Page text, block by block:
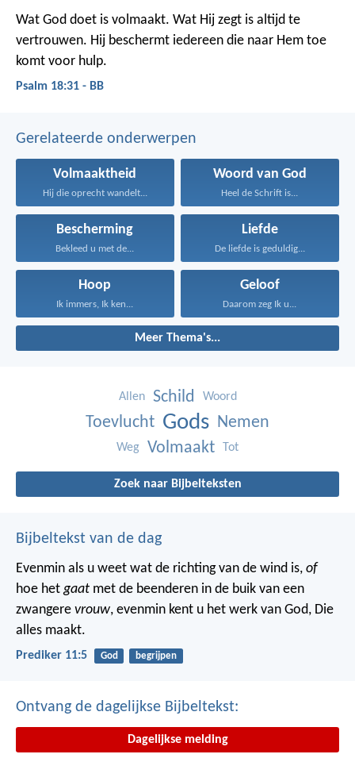
Wat God doet is volmaakt. Wat Hij zegt is altijd te
vertrouwen. Hij beschermt iedereen die naar Hem toe
komt voor hulp.
Psalm 18:31 - BB
Gerelateerde onderwerpen
Volmaaktheid
Hij die oprecht wandelt...
Woord van God
Heel de Schrift is...
Bescherming
Bekleed u met de...
Liefde
De liefde is geduldig...
Hoop
Ik immers, Ik ken...
Geloof
Daarom zeg Ik u...
Meer Thema's...
Allen Schild Woord
Toevlucht Gods Nemen
Weg Volmaakt Tot
Zoek naar Bijbelteksten
Bijbeltekst van de dag
Evenmin als u weet wat de richting van de wind is, of
hoe hetgaat met de beenderen in de buik van een
zwangere vrouw, evenmin kent u het werk van God, Die
alles maakt.
Prediker 11:5 God begrijpen
Ontvang de dagelijkse Bijbeltekst:
Dagelijkse melding